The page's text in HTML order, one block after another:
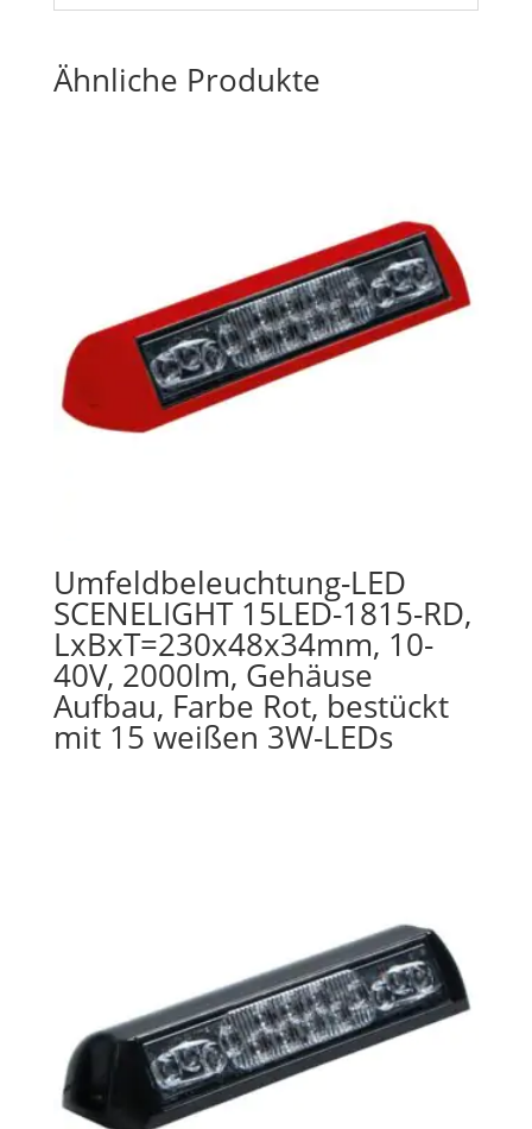
Ähnliche Produkte
Umfeldbeleuchtung-LED
SCENELIGHT 15LED-1815-RD,
LxBxT=230x48x34mm, 10-
40V, 2000lm, Gehäuse
Aufbau, Farbe Rot, bestückt
mit 15 weißen 3W-LEDs